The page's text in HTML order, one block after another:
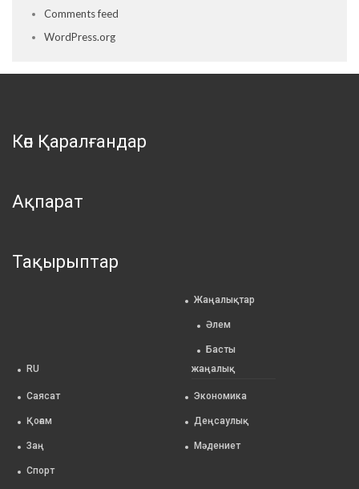
Comments feed
WordPress.org
Көп Қаралғандар
Ақпарат
Тақырыптар
RU
Жаңалықтар
Әлем
Басты
жаңалық
Саясат Экономика
Қоғам Деңсаулық
Заң Мәдениет
Спорт